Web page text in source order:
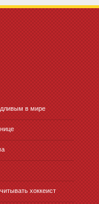
в мире
хоккеист